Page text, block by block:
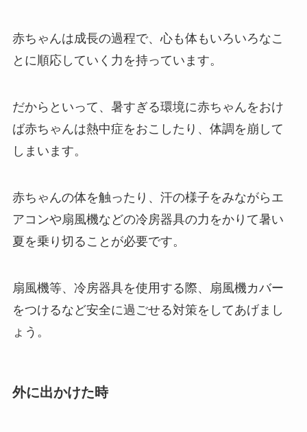
赤ちゃんは成長の過程で、心も体もいろいろなこ
とに順応していく力を持っています。
だからといって、暑すぎる環境に赤ちゃんをおけ
ば赤ちゃんは熱中症をおこしたり、体調を崩して
しまいます。
赤ちゃんの体を触ったり、汗の様子をみながらエ
アコンや扇風機などの冷房器具の力をかりて暑い
夏を乗り切ることが必要です。
扇風機等、冷房器具を使用する際、扇風機カバー
をつけるなど安全に過ごせる対策をしてあげまし
ょう。
外に出かけた時